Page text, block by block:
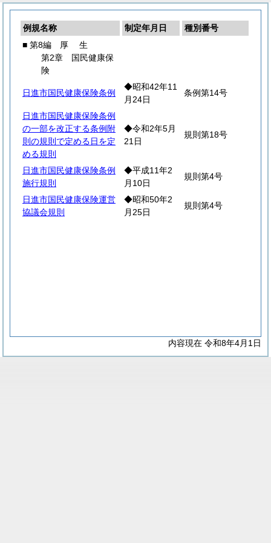
例規名称 制定年月日
種別番号
■ 第8編 厚 生
第2章 国民健康保
険
日進市国民健康保険条例
◆昭和42年11
月24日
条例第14号
日進市国民健康保険条例
の一部を改正する条例附
則の規則で定める日を定
める規則
◆令和2年5月
21日
規則第18号
日進市国民健康保険条例
施行規則
◆平成11年2
月10日
規則第4号
日進市国民健康保険運営
協議会規則
◆昭和50年2
月25日
規則第4号
内容現在 令和8年4月1日